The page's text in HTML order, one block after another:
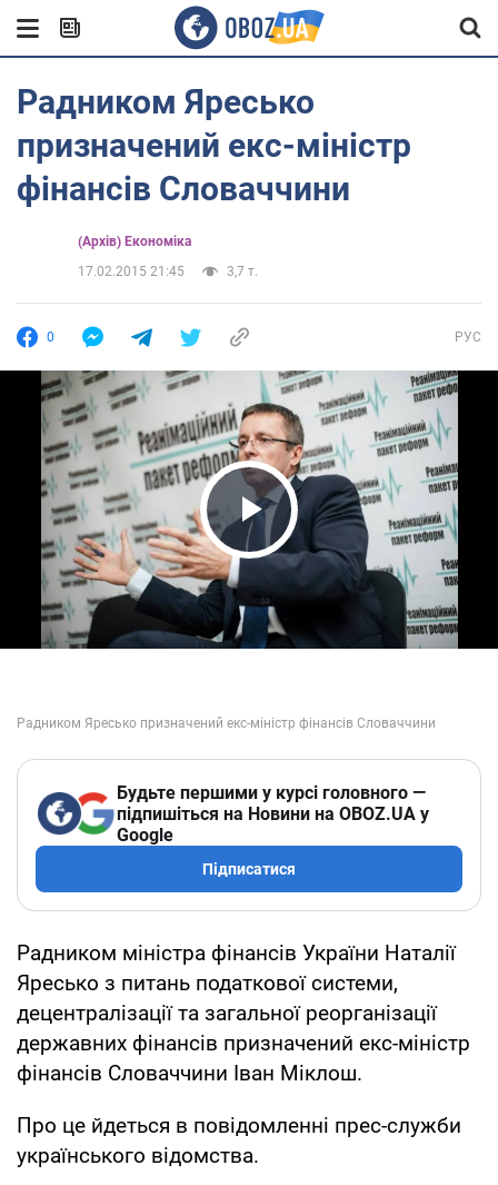
Радником Яресько
призначений екс-міністр
фінансів Словаччини
(Архів) Економіка
17.02.2015 21:45
3,7 т.
0 РУС
Play Video
Будьте першими у курсі головного —
підпишіться на Новини на OBOZ.UA у
Google
Підписатися
Радником міністра фінансів України Наталії
Яресько з питань податкової системи,
децентралізації та загальної реорганізації
державних фінансів призначений екс-міністр
фінансів Словаччини Іван Міклош.
Про це йдеться в повідомленні прес-служби
українського відомства.